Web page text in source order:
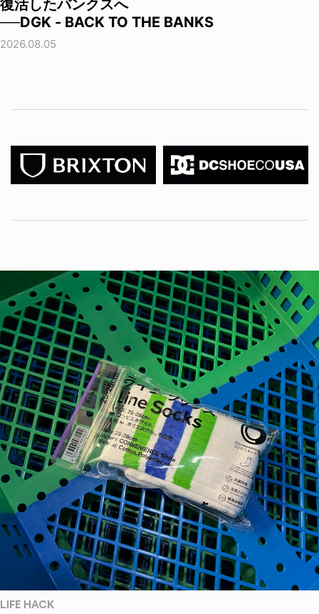
復活したバンクスへ
──DGK - BACK TO THE BANKS
2026.08.05
LIFE HACK